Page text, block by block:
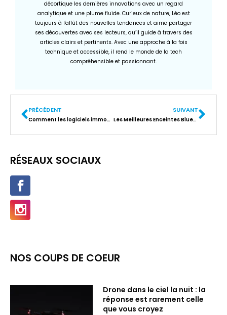
décortique les dernières innovations avec un regard
analytique et une plume fluide. Curieux de nature, Léo est
toujours à l'affût des nouvelles tendances et aime partager
ses découvertes avec ses lecteurs, qu’il guide à travers des
articles clairs et pertinents. Avec une approche à la fois
technique et accessible, il rend le monde de la tech
compréhensible et passionnant.
PRÉCÉDENT
Comment les logiciels immobiliers revolutionnent le secteur
SUIVANT
Les Meilleures Enceintes Bluetooth du Moment : Guide High-Tech Indispensable
RÉSEAUX SOCIAUX
NOS COUPS DE COEUR
Drone dans le ciel la nuit : la
réponse est rarement celle
que vous croyez